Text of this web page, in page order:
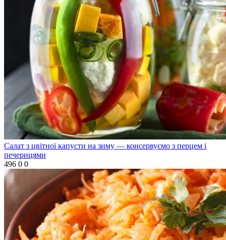
Салат з цвітної капусти на зиму — консервуємо з перцем і
печерицями
496 0 0